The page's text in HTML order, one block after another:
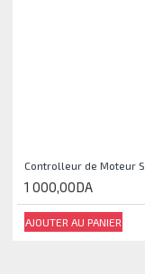
1 000,00DA
AJOUTER AU PANIER